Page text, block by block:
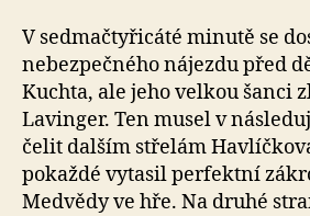
V sedmačtyřicáté minutě se
nebezpečného nájezdu před
Kuchta, ale jeho velkou šanci
Lavinger. Ten musel v
čelit dalším střelám
pokaždé vytasil perfektní
Medvědy ve hře. Na druhé